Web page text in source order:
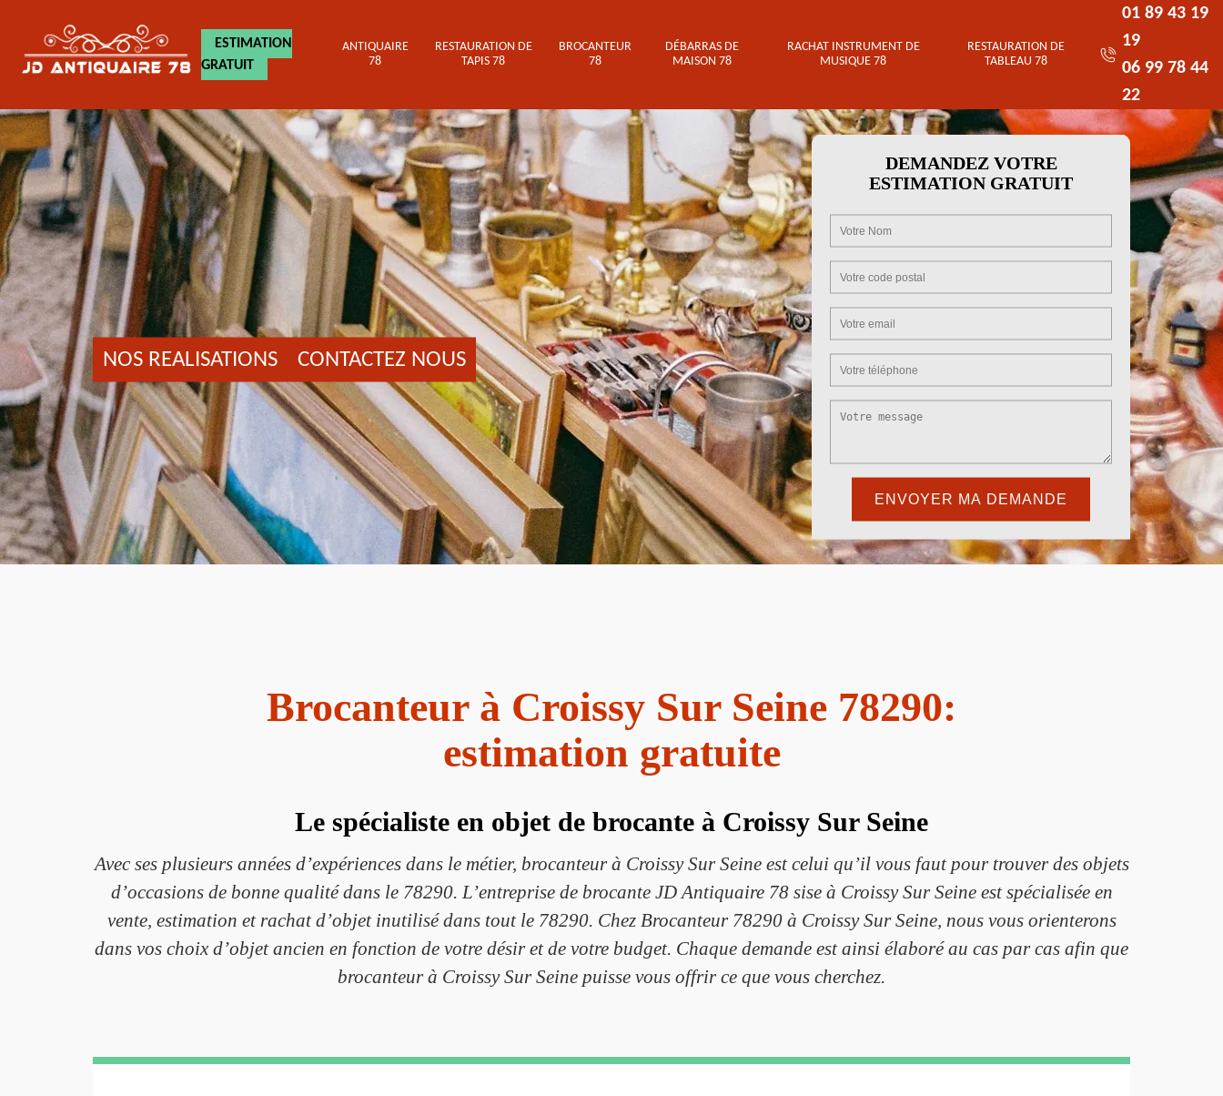
ESTIMATION
GRATUIT
ANTIQUAIRE
78
RESTAURATION DE
TAPIS 78
BROCANTEUR
78
DÉBARRAS DE
MAISON 78
RACHAT INSTRUMENT DE
MUSIQUE 78
RESTAURATION DE
TABLEAU 78
01 89 43 19
19
06 99 78 44
22
NOS REALISATIONS CONTACTEZ NOUS
DEMANDEZ VOTRE
ESTIMATION GRATUIT
Brocanteur à Croissy Sur Seine 78290:
estimation gratuite
Le spécialiste en objet de brocante à Croissy Sur Seine
Avec ses plusieurs années d’expériences dans le métier, brocanteur à Croissy Sur Seine est celui qu’il vous faut pour trouver des objets
d’occasions de bonne qualité dans le 78290. L’entreprise de brocante JD Antiquaire 78 sise à Croissy Sur Seine est spécialisée en
vente, estimation et rachat d’objet inutilisé dans tout le 78290. Chez Brocanteur 78290 à Croissy Sur Seine, nous vous orienterons
dans vos choix d’objet ancien en fonction de votre désir et de votre budget. Chaque demande est ainsi élaboré au cas par cas afin que
brocanteur à Croissy Sur Seine puisse vous offrir ce que vous cherchez.